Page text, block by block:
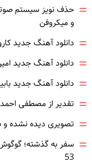
= حذف نویز سیستم
و میکروفن
= دانلود آهنگ جدید
= دانلود آهنگ جدید
= دانلود آهنگ جدید
= تقدیر از مصطفی
= تصویری دیده نشده
=
53